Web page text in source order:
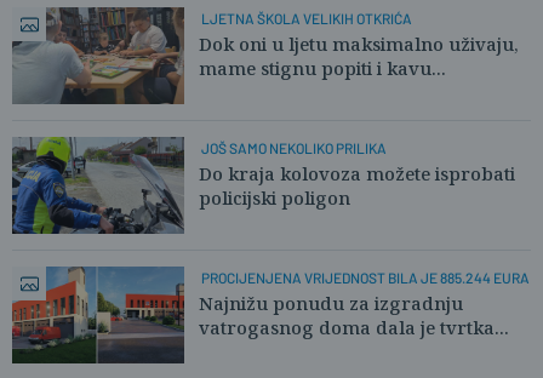
LJETNA ŠKOLA VELIKIH OTKRIĆA
Dok oni u ljetu maksimalno uživaju,
mame stignu popiti i kavu...
JOŠ SAMO NEKOLIKO PRILIKA
Do kraja kolovoza možete isprobati
policijski poligon
PROCIJENJENA VRIJEDNOST BILA JE 885.244 EURA
Najnižu ponudu za izgradnju
vatrogasnog doma dala je tvrtka...